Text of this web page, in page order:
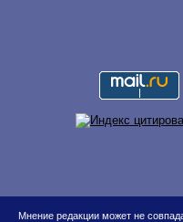
Мнение редакции может не